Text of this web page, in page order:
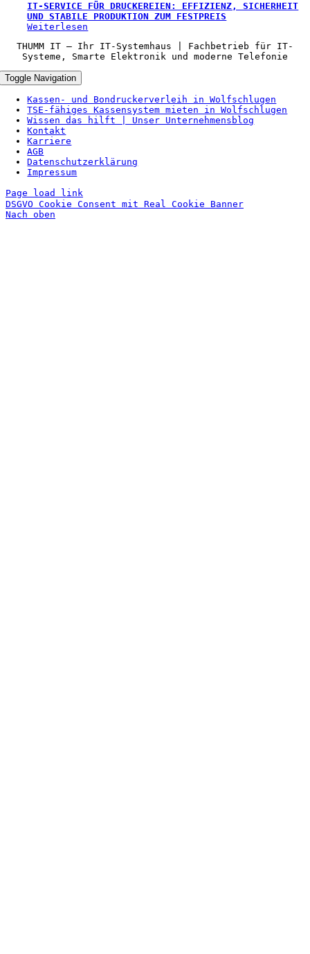
IT-SERVICE FÜR DRUCKEREIEN: EFFIZIENZ, SICHERHEIT
UND STABILE PRODUKTION ZUM FESTPREIS
Weiterlesen
THUMM IT – Ihr IT-Systemhaus | Fachbetrieb für IT-
Systeme, Smarte Elektronik und moderne Telefonie
Toggle Navigation
Kassen- und Bondruckerverleih in Wolfschlugen
TSE‑fähiges Kassensystem mieten in Wolfschlugen
Wissen das hilft | Unser Unternehmensblog
Kontakt
Karriere
AGB
Datenschutzerklärung
Impressum
Page load link
DSGVO Cookie Consent mit Real Cookie Banner
Nach oben